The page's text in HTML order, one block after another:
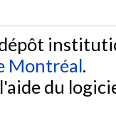
Montréal.
du